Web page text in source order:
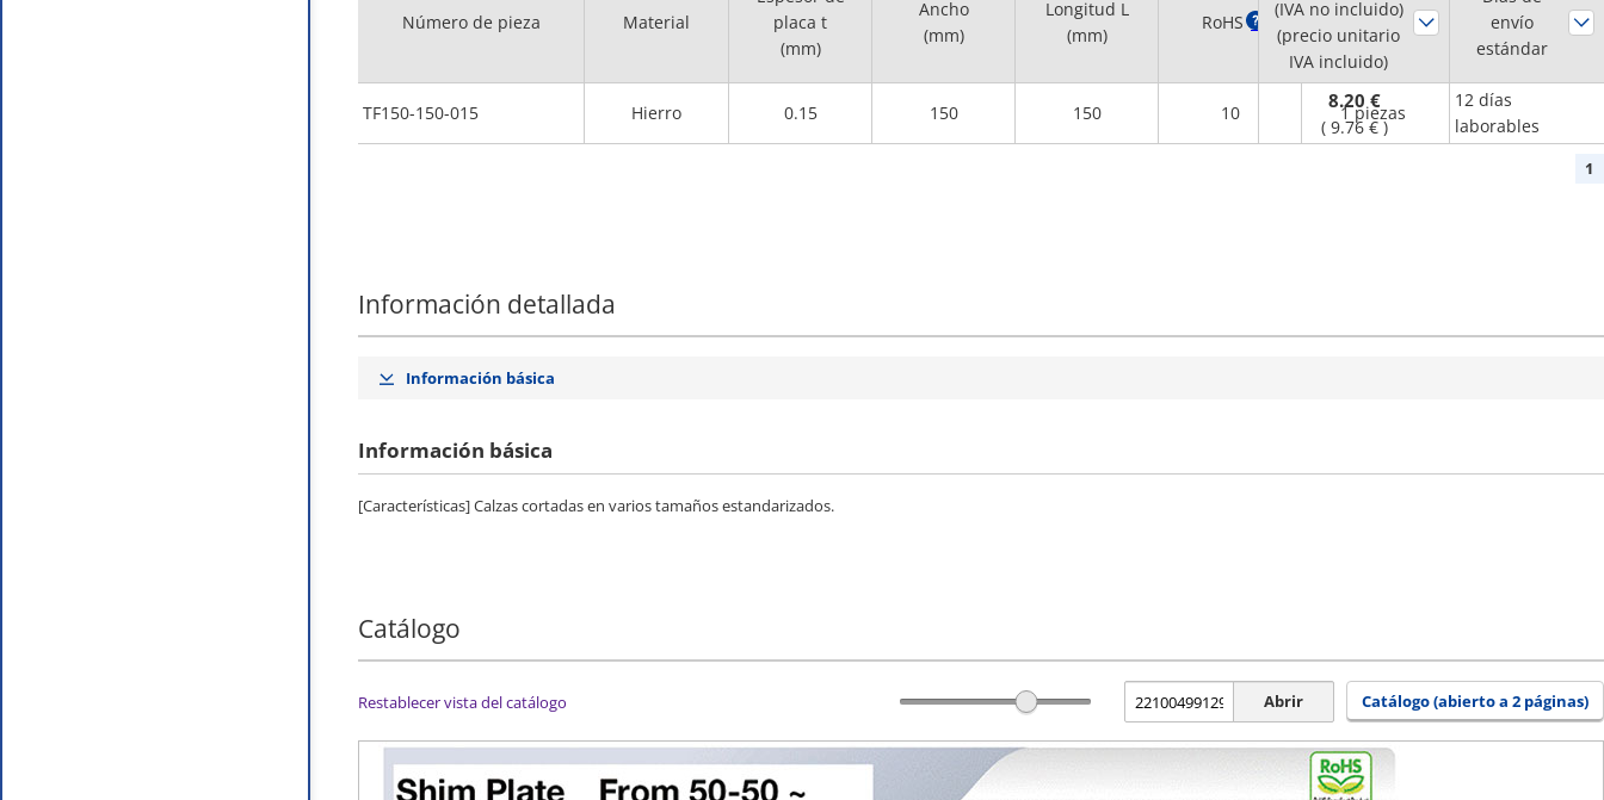
Número de pieza
TF150-150-015
Material
placa t
(mm)
Ancho
(mm)
Longitud L
(mm)
RoHS ?
mínima de
pedido
Hierro 0.15 150 150 10 1 piezas
(IVA no incluido)
(precio unitario
IVA incluido)
envío
estándar
8.20 €
( 9.76 € )
12 días
laborables
1
Información detallada
Información básica
Información básica
[Características] Calzas cortadas en varios tamaños estandarizados.
Catálogo
Restablecer vista del catálogo Abrir Catálogo (abierto a 2 páginas)